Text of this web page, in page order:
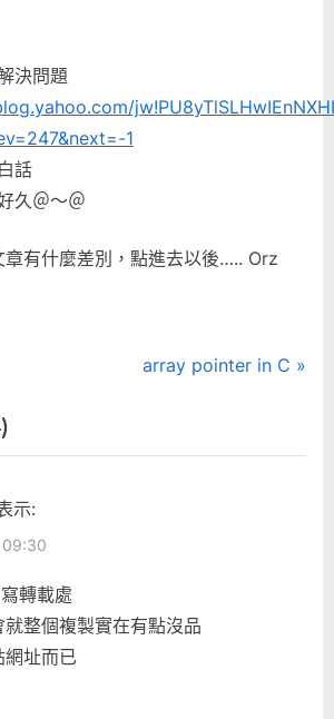
決問題
1
話
久＠～＠
章有什麼差別，點進去以後….. Orz
N
t
array pointer in C
on
“文
章
整
複
製”
示:
09:30
轉載處
整個複製實在有點沒品
網址而已